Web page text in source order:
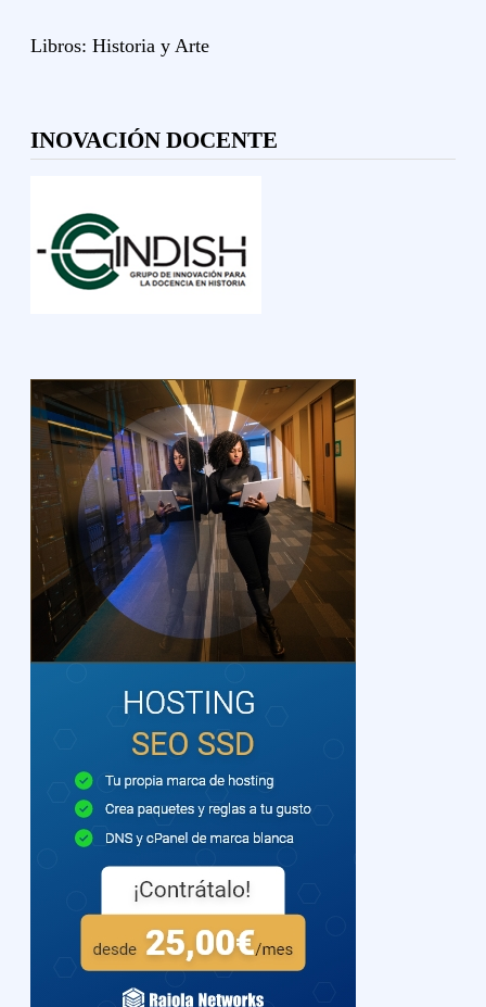
Libros: Historia y Arte
INOVACIÓN DOCENTE